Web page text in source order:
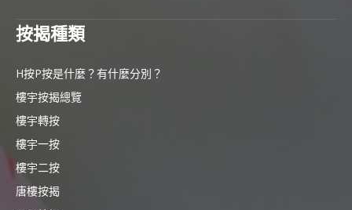
按揭種類
H按P按是什麼？有什麼分別？
樓宇按揭總覽
樓宇轉按
樓宇一按
樓宇二按
唐樓按揭